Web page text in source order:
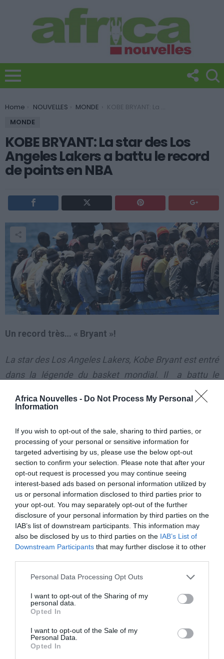
Africa Nouvelles - Do Not Process My Personal
Information
If you wish to opt-out of the sale, sharing to third parties, or
processing of your personal or sensitive information for
targeted advertising by us, please use the below opt-out
section to confirm your selection. Please note that after your
opt-out request is processed you may continue seeing
interest-based ads based on personal information utilized by
us or personal information disclosed to third parties prior to
your opt-out. You may separately opt-out of the further
disclosure of your personal information by third parties on the
IAB’s list of downstream participants. This information may
also be disclosed by us to third parties on the IAB’s List of
Downstream Participants that may further disclose it to other
Personal Data Processing Opt Outs
I want to opt-out of the Sharing of my
personal data.
Opted In
I want to opt-out of the Sale of my
Personal Data.
Opted In
You are here:
Home NOUVELLES MONDE
KOBE BRYANT: La star des Los Angeles Lakers a battu le record de points en NBA
MONDE
KOBE BRYANT: La star des Los
Angeles Lakers a battu le record
de points en NBA
Un record très… « Bryant »!
La star des Los Angeles Lakers, Kobe Bryant est entré
dans la légende du basket mondial. Il a battu le
record de points détenus jusqu’alors par une autre
légende, Michael Jordan (32.292 points).
La star des Los
Angeles Lakers, Kobe
Bryant est entré dans la
légende du basket
mondial. Il a battu le
record de points
détenus jusqu’alors par
une autre légende, Michael Jordan (32.292 points). Il
a fait exploser ce record lors du deuxième quart-
Timberwolves. En début de rencontre, il avait 8 points
de moins que Michael Jordan et en marquant 26
points , il a porté son total à 32.310 points.
C’est un énorme honneur, il y a beaucoup de travail
derrière cela, c’est incroyable. J’ai toujours regardé